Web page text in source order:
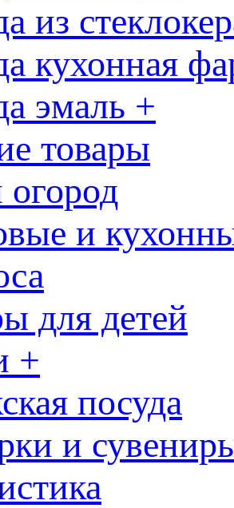
из
кухонная
эмаль +
товары
и
для детей
+
посуда
и